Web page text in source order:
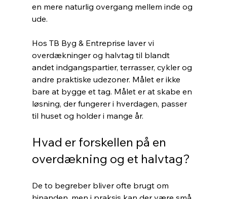
en mere naturlig overgang mellem inde og
ude.
Hos TB Byg & Entreprise laver vi
overdækninger og halvtag til blandt
andet indgangspartier, terrasser, cykler og
andre praktiske udezoner. Målet er ikke
bare at bygge et tag. Målet er at skabe en
løsning, der fungerer i hverdagen, passer
til huset og holder i mange år.
Hvad er forskellen på en
overdækning og et halvtag?
De to begreber bliver ofte brugt om